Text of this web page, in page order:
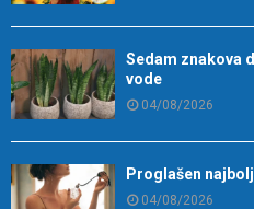
Sedam znakova
vode
04/08/2026
Proglašen
04/08/2026